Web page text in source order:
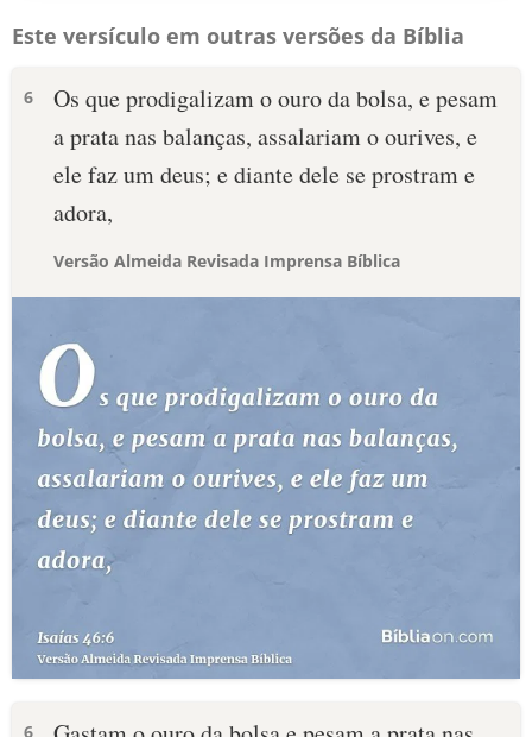
Este versículo em outras versões da Bíblia
6
Os que prodigalizam o ouro da bolsa, e pesam
a prata nas balanças, assalariam o ourives, e
ele faz um deus; e diante dele se prostram e
adora,
Versão Almeida Revisada Imprensa Bíblica
6